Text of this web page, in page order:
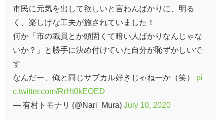
市民に元気を出して欲しいと言わんばかりに、明る
く、楽しげな工夫が施されていました！
何か「市の職員とか頭固くて暗い人ばかりなんじゃな
いか？」と勝手に決め付けていた自分が恥ずかしいで
す
なんだー、俺と同じサブカル好きじゃねーか（笑） pi
c.twitter.com/RrHt0kEOED
— 有村トモナリ (@Nari_Mura) July 10, 2020